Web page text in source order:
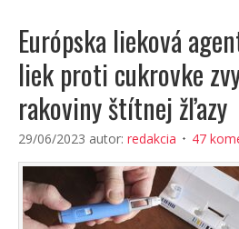
Európska lieková
liek proti cukrovke
rakoviny štítnej žľazy
29/06/2023 autor: redakcia 47